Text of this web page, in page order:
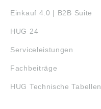
Einkauf 4.0 | B2B Suite
HUG 24
Serviceleistungen
Fachbeiträge
HUG Technische Tabellen